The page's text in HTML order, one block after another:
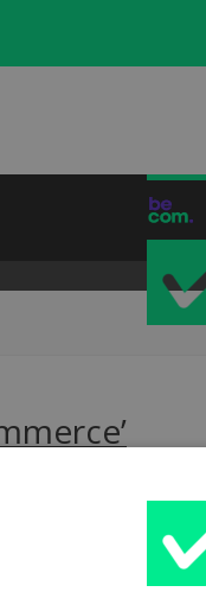
e-commerce
Europese heffing van